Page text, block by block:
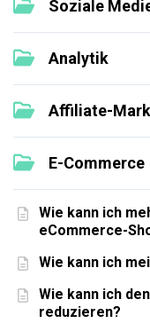
Soziale
Analytik
Affiliate-
E-Commerce
Wie kann ich
eCommerce-
Wie kann ich
Wie kann ich
reduzieren?